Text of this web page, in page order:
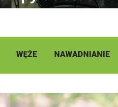
WĘŻE NAWADNIANIE